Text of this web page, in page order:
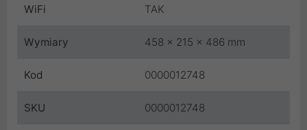
WiFi TAK
Wymiary 458 x 215 x 486 mm
Kod 0000012748
SKU 0000012748